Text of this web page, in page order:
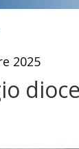
2025